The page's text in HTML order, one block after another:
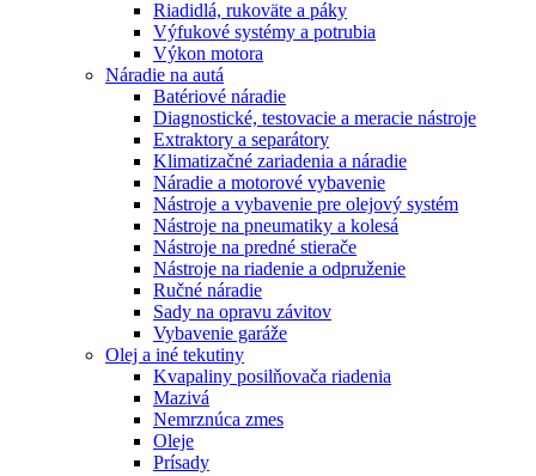
Riadidlá, rukoväte a páky
Výfukové systémy a potrubia
Výkon motora
Náradie na autá
Batériové náradie
Diagnostické, testovacie a meracie nástroje
Extraktory a separátory
Klimatizačné zariadenia a náradie
Náradie a motorové vybavenie
Nástroje a vybavenie pre olejový systém
Nástroje na pneumatiky a kolesá
Nástroje na predné stierače
Nástroje na riadenie a odpruženie
Ručné náradie
Sady na opravu závitov
Vybavenie garáže
Olej a iné tekutiny
Kvapaliny posilňovača riadenia
Mazivá
Nemrznúca zmes
Oleje
Prísady